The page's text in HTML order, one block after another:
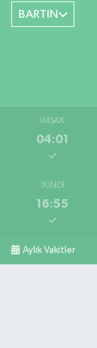
BARTIN
İMSAK
04:01
İKINDI
16:55
Aylık Vakitler